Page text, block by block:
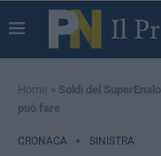
Home » Soldi del
può fare
CRONACA SINISTRA